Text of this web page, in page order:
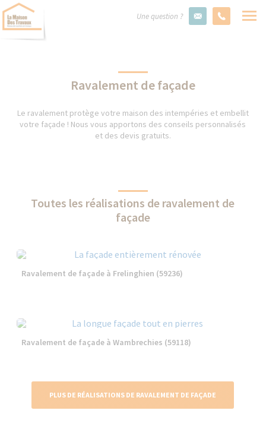
Une question ?
Ravalement de façade
Le ravalement protège votre maison des intempéries et embellit
votre façade ! Nous vous apportons des conseils personnalisés
et des devis gratuits.
Toutes les réalisations de ravalement de
façade
Ravalement de façade à Frelinghien (59236)
Ravalement de façade à Wambrechies (59118)
PLUS DE RÉALISATIONS DE RAVALEMENT DE FAÇADE